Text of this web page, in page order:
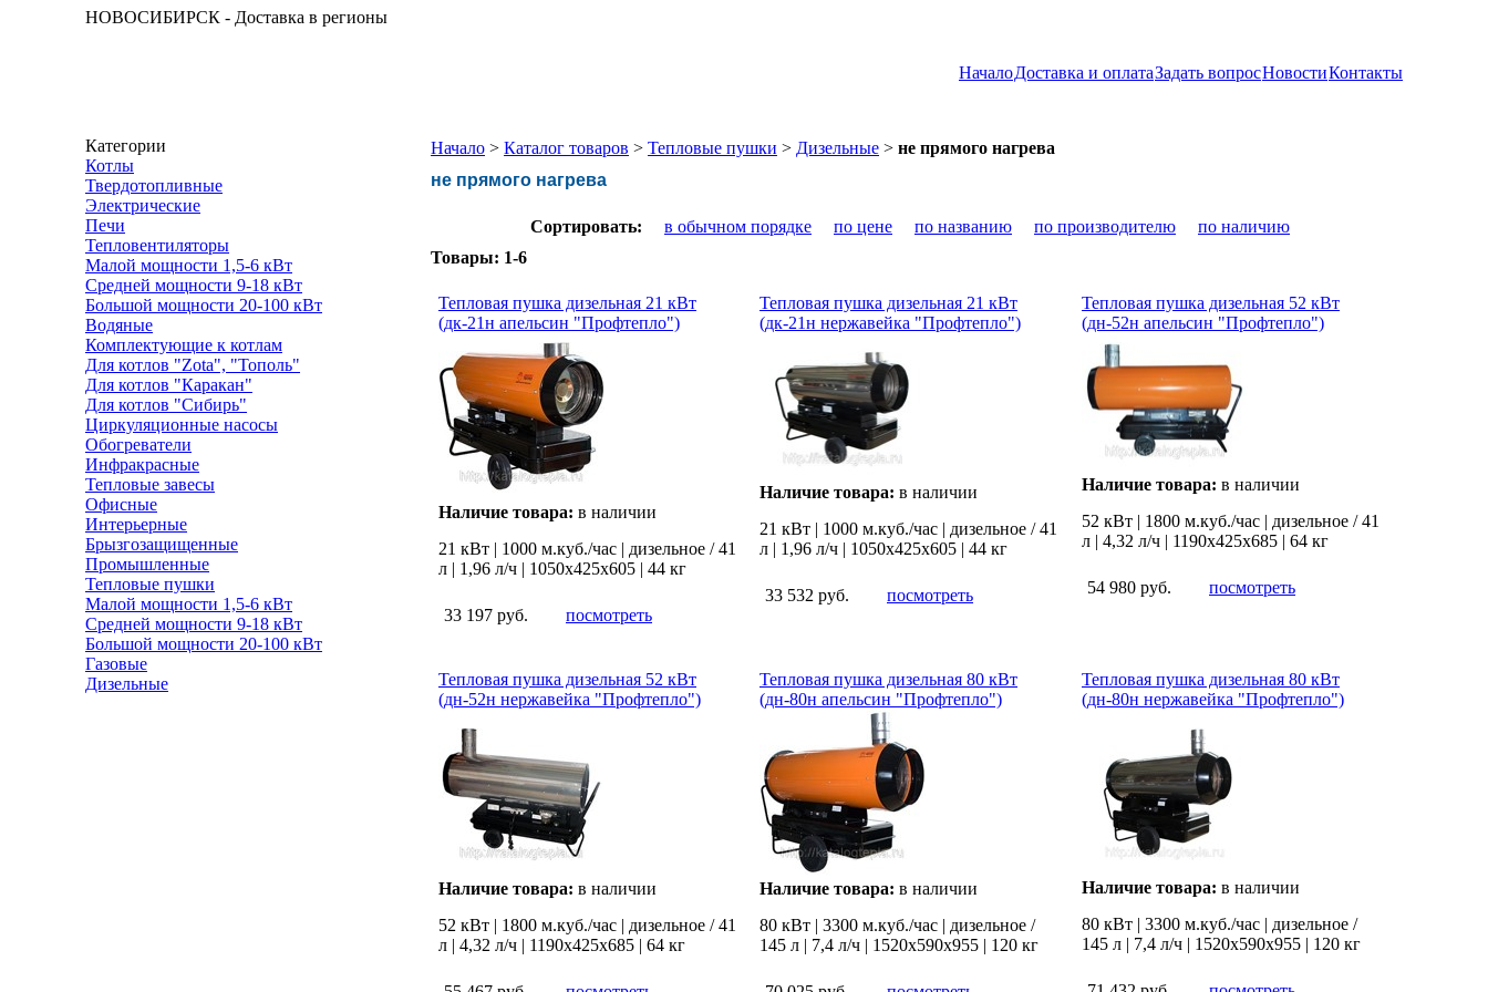
НОВОСИБИРСК - Доставка в регионы
НачалоДоставка и оплатаЗадать вопросНовостиКонтакты
Категории
Котлы
Твердотопливные
Электрические
Печи
Тепловентиляторы
Малой мощности 1,5-6 кВт
Средней мощности 9-18 кВт
Большой мощности 20-100 кВт
Водяные
Комплектующие к котлам
Для котлов "Zota", "Тополь"
Для котлов "Каракан"
Для котлов "Сибирь"
Циркуляционные насосы
Обогреватели
Инфракрасные
Тепловые завесы
Офисные
Интерьерные
Брызгозащищенные
Промышленные
Тепловые пушки
Малой мощности 1,5-6 кВт
Средней мощности 9-18 кВт
Большой мощности 20-100 кВт
Газовые
Дизельные
Начало > Каталог товаров > Тепловые пушки > Дизельные > не прямого нагрева
не прямого нагрева
Сортировать: в обычном порядке по цене по названию по производителю
по наличию
Товары: 1-6
Тепловая пушка дизельная 21 кВт
(дк-21н апельсин "Профтепло")
Наличие товара: в наличии
21 кВт | 1000 м.куб./час | дизельное / 41
л | 1,96 л/ч | 1050х425х605 | 44 кг
33 197 руб. посмотреть
Тепловая пушка дизельная 21 кВт
(дк-21н нержавейка "Профтепло")
Наличие товара: в наличии
21 кВт | 1000 м.куб./час | дизельное / 41
л | 1,96 л/ч | 1050х425х605 | 44 кг
33 532 руб. посмотреть
Тепловая пушка дизельная 52 кВт
(дн-52н апельсин "Профтепло")
Наличие товара: в наличии
52 кВт | 1800 м.куб./час | дизельное / 41
л | 4,32 л/ч | 1190х425х685 | 64 кг
54 980 руб. посмотреть
Тепловая пушка дизельная 52 кВт
(дн-52н нержавейка "Профтепло")
Наличие товара: в наличии
52 кВт | 1800 м.куб./час | дизельное / 41
л | 4,32 л/ч | 1190х425х685 | 64 кг
Тепловая пушка дизельная 80 кВт
(дн-80н апельсин "Профтепло")
Наличие товара: в наличии
80 кВт | 3300 м.куб./час | дизельное /
145 л | 7,4 л/ч | 1520х590х955 | 120 кг
Тепловая пушка дизельная 80 кВт
(дн-80н нержавейка "Профтепло")
Наличие товара: в наличии
80 кВт | 3300 м.куб./час | дизельное /
145 л | 7,4 л/ч | 1520х590х955 | 120 кг